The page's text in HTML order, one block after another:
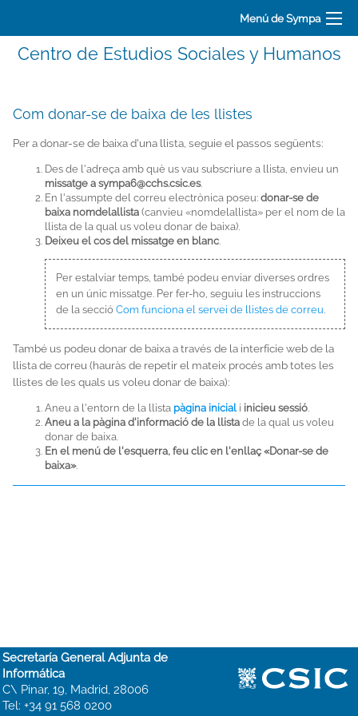
Menú de Sympa
Centro de Estudios Sociales y Humanos
Com donar-se de baixa de les llistes
Per a donar-se de baixa d'una llista, seguie el passos següents:
Des de l'adreça amb què us vau subscriure a llista, envieu un
missatge a sympa6@cchs.csic.es.
En l'assumpte del correu electrònica poseu: donar-se de
baixa nomdelallista (canvieu «nomdelallista» per el nom de la
llista de la qual us voleu donar de baixa).
Deixeu el cos del missatge en blanc.
Per estalviar temps, també podeu enviar diverses ordres
en un únic missatge. Per fer-ho, seguiu les instruccions
de la secció Com funciona el servei de llistes de correu.
També us podeu donar de baixa a través de la interfície web de la
llista de correu (hauràs de repetir el mateix procés amb totes les
llistes de les quals us voleu donar de baixa):
Aneu a l'entorn de la llista pàgina inicial i inicieu sessió.
Aneu a la pàgina d'informació de la llista de la qual us voleu
donar de baixa.
En el menú de l'esquerra, feu clic en l'enllaç «Donar-se de
baixa».
Secretaría General Adjunta de
Informática
C\ Pinar, 19, Madrid, 28006
Tel: +34 91 568 0200